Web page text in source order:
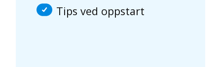
Tips ved oppstart